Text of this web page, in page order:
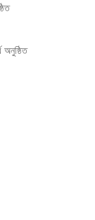
অনুষ্ঠিত